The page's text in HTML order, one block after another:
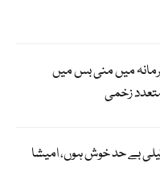
میں منی بس میں
بے حد خوش ہوں، امیشا